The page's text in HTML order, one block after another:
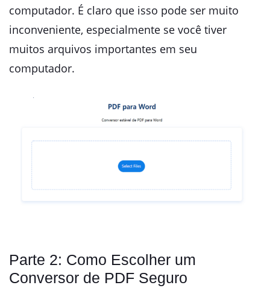
computador. É claro que isso pode ser muito
inconveniente, especialmente se você tiver
muitos arquivos importantes em seu
computador.
Parte 2: Como Escolher um
Conversor de PDF Seguro